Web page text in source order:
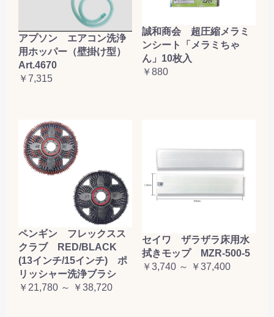
アプソン エアコン洗浄
用ホッパー（壁掛け型）
Art.4670
￥7,315
誠和商会 超圧縮メラミ
ンシート「メラミちゃ
ん」10枚入
￥880
ペンギン フレックスス
クラブ RED/BLACK
(13インチ/15インチ) ポ
リッシャー洗浄ブラシ
￥21,780 ～ ￥38,720
セイワ ザラザラ床用水
拭きモップ MZR-500-5
￥3,740 ～ ￥37,400